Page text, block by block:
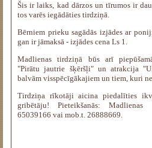
Šis ir laiks, kad dārzos un tīrumos ir
tos varēs iegādāties tirdziņā.
Bērniem prieku sagādās izjādes ar
gan ir jāmaksā - izjādes cena Ls 1.
Madlienas tirdziņā būs arī
"Pirātu jautrie šķēršļi" un atrakcija
balvām visspēcīgākajiem un tiem, kuri
Tirdziņa rīkotāji aicina piedalīties
gribētāju! Pieteikšanās:
65039166 vai mob.t. 26888669.